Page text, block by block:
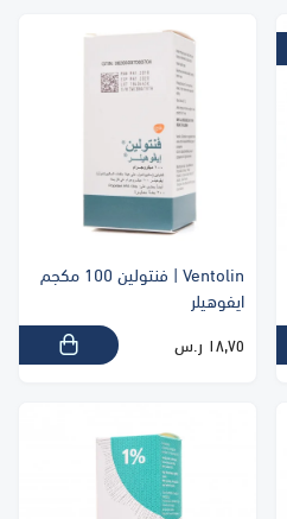
Ventolin | فنتولين 100 مكجم
ايفوهيلر
١٨٫٧٥ ر.س